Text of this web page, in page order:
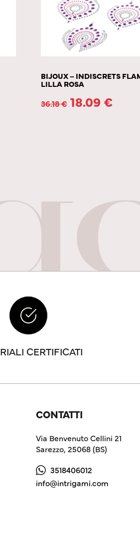
BIJOUX – INDISCRETS
LILLA ROSA
36.18€ 18.09 €
CERTIFICATI
CONTATTI
Via Benvenuto Cellini 21
Sarezzo, 25068 (BS)
3518406012
info@intrigami.com